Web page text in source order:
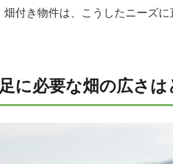
畑付き物件は、こうしたニーズ
に必要な畑の広さは